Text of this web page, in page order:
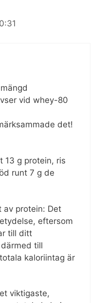
vid whey-80
det!
13 g protein, ris
runt 7 g de
av protein: Det
eftersom
till ditt
till
kaloriintag är
viktigaste,